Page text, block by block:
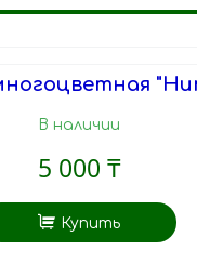
В наличии
5 000 ₸
Купить